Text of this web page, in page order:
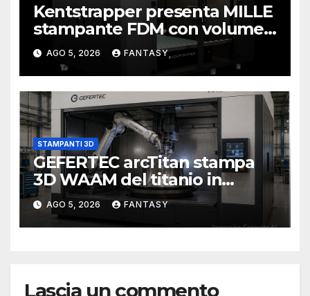
Kentstrapper presenta MILLE
stampante FDM con volume
di stampa da un metro cubo
AGO 5, 2026 FANTASY
STAMPANTI 3D
GEFERTEC arcTitan stampa
3D WAAM del titanio in
camera inerte
AGO 5, 2026 FANTASY
Lascia un commento